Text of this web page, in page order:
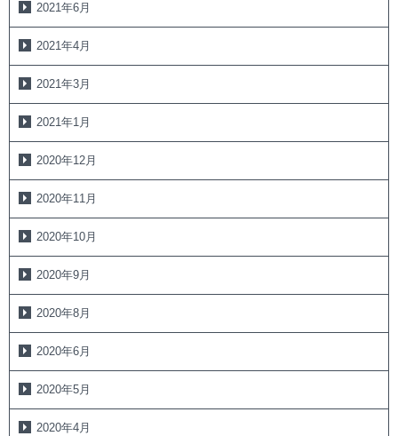
2021年6月
2021年4月
2021年3月
2021年1月
2020年12月
2020年11月
2020年10月
2020年9月
2020年8月
2020年6月
2020年5月
2020年4月